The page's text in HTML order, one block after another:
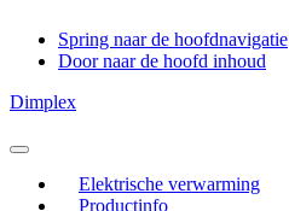
Spring naar de hoofdnavigatie
Door naar de hoofd inhoud
Dimplex
Header
RechtsElektrische verwarming
Productinfo